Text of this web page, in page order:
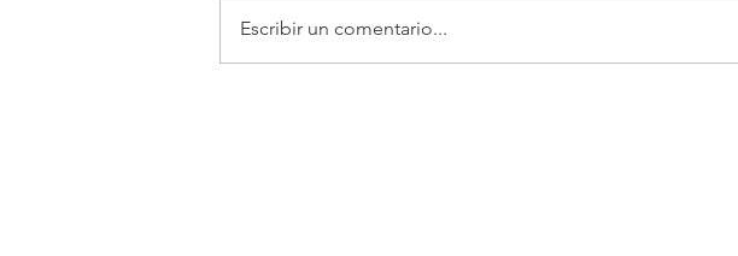
Escribir un comentario...